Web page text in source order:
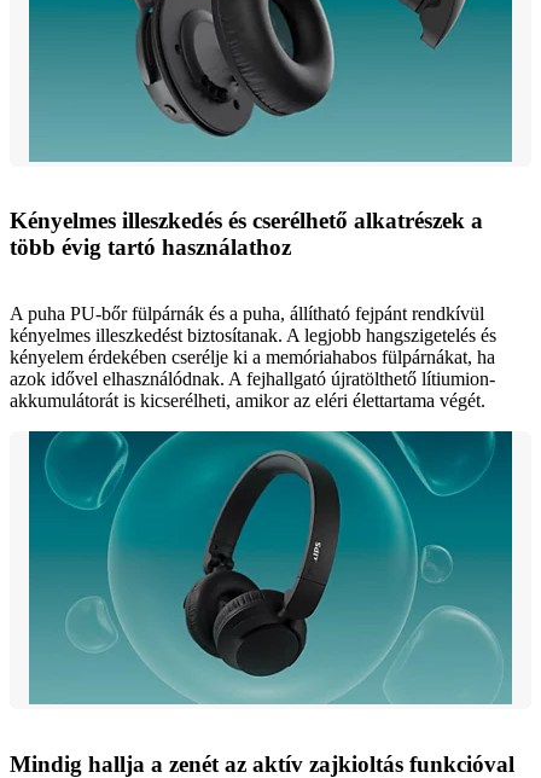
Kényelmes illeszkedés és cserélhető alkatrészek a
több évig tartó használathoz
A puha PU-bőr fülpárnák és a puha, állítható fejpánt rendkívül
kényelmes illeszkedést biztosítanak. A legjobb hangszigetelés és
kényelem érdekében cserélje ki a memóriahabos fülpárnákat, ha
azok idővel elhasználódnak. A fejhallgató újratölthető lítiumion-
akkumulátorát is kicserélheti, amikor az eléri élettartama végét.
Mindig hallja a zenét az aktív zajkioltás funkcióval